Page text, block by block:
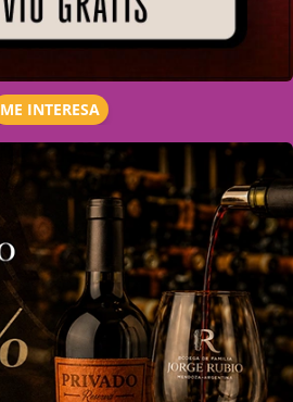
ME INTERESA